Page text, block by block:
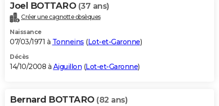
Joel BOTTARO (37 ans)
Créer une cagnotte obsèques
Naissance
07/03/1971 à Tonneins (Lot-et-Garonne)
Décès
14/10/2008 à Aiguillon (Lot-et-Garonne)
Bernard BOTTARO (82 ans)